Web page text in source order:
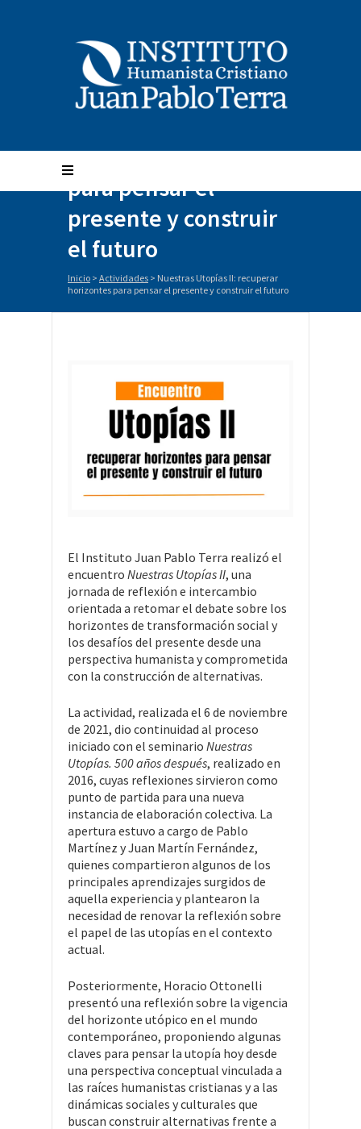
recuperar horizontes
para pensar el
presente y construir
el futuro
Inicio > Actividades > Nuestras Utopías II: recuperar
horizontes para pensar el presente y construir el futuro
El Instituto Juan Pablo Terra realizó el
encuentro Nuestras Utopías II, una
jornada de reflexión e intercambio
orientada a retomar el debate sobre los
horizontes de transformación social y
los desafíos del presente desde una
perspectiva humanista y comprometida
con la construcción de alternativas.
La actividad, realizada el 6 de noviembre
de 2021, dio continuidad al proceso
iniciado con el seminario Nuestras
Utopías. 500 años después, realizado en
2016, cuyas reflexiones sirvieron como
punto de partida para una nueva
instancia de elaboración colectiva. La
apertura estuvo a cargo de Pablo
Martínez y Juan Martín Fernández,
quienes compartieron algunos de los
principales aprendizajes surgidos de
aquella experiencia y plantearon la
necesidad de renovar la reflexión sobre
el papel de las utopías en el contexto
actual.
Posteriormente, Horacio Ottonelli
presentó una reflexión sobre la vigencia
del horizonte utópico en el mundo
contemporáneo, proponiendo algunas
claves para pensar la utopía hoy desde
una perspectiva conceptual vinculada a
las raíces humanistas cristianas y a las
dinámicas sociales y culturales que
buscan construir alternativas frente a